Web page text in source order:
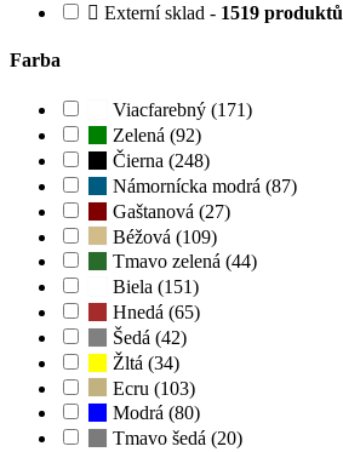
Externí sklad - 1519 produktů
Farba
Viacfarebný (171)
Zelená (92)
Čierna (248)
Námornícka modrá (87)
Gaštanová (27)
Béžová (109)
Tmavo zelená (44)
Biela (151)
Hnedá (65)
Šedá (42)
Žltá (34)
Ecru (103)
Modrá (80)
Tmavo šedá (20)